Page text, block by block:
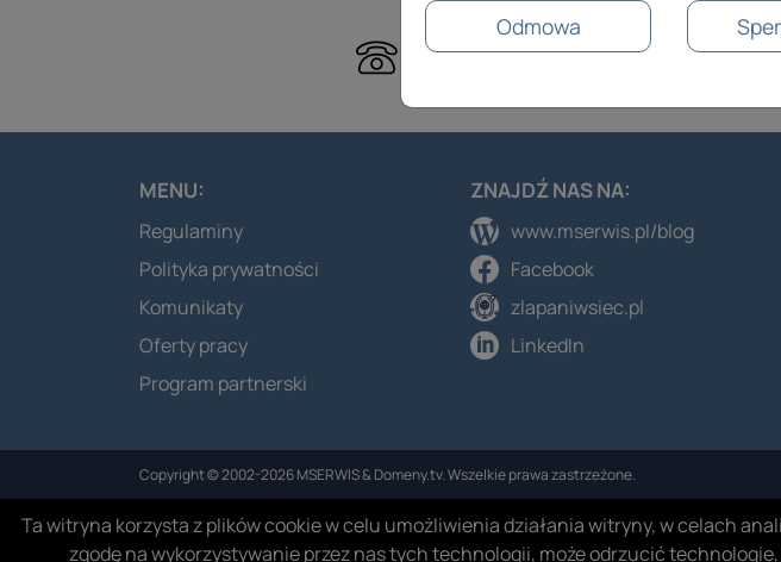
71 71 81 340
MENU:
Regulaminy
Polityka prywatności
Komunikaty
Oferty pracy
Program partnerski
ZNAJDŹ NAS NA:
www.mserwis.pl/blog
Facebook
zlapaniwsiec.pl
LinkedIn
Copyright © 2002-2026 MSERWIS & Domeny.tv. Wszelkie prawa zastrzeżone.
Ta witryna korzysta z plików cookie w celu umożliwienia działania witryny, w celach
zgodę na wykorzystywanie przez nas tych technologii, może odrzucić
Odmowa